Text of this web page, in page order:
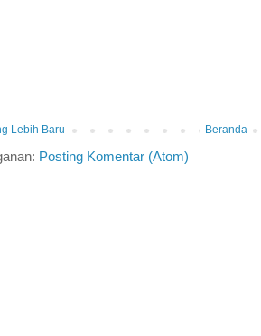
Lebih Baru Beranda
Posting Komentar (Atom)